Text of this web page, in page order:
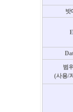
밧
범위
(사용/